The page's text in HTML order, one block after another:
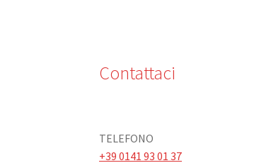
Contattaci
TELEFONO
+39 0141 93 01 37